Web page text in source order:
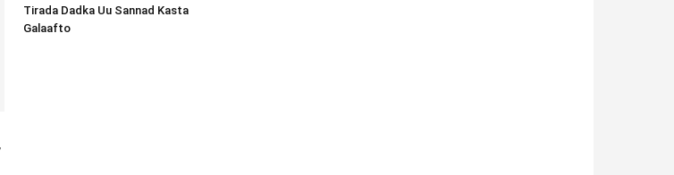
Tirada Dadka Uu Sannad Kasta
Galaafto